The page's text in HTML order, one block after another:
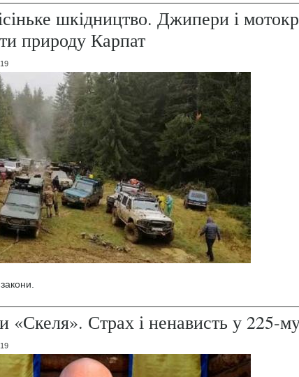
шкідництво. Джипери і
природу Карпат
«Скеля». Страх і ненависть у